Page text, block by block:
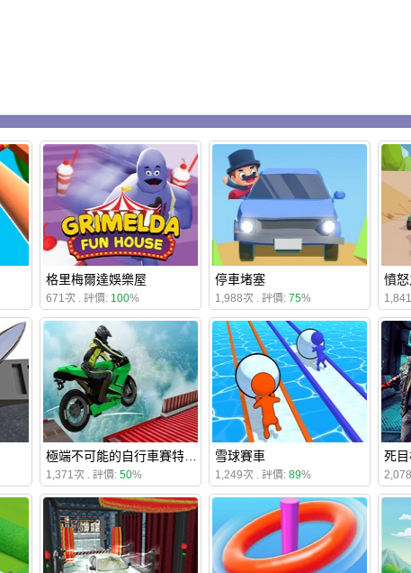
格里梅爾達娛樂屋
671次 . 評價: 100%
停車堵塞
1,988次 . 評價: 75%
憤
1,371次 . 評價: 50%
雪球賽車
1,249次 . 評價: 89%
死